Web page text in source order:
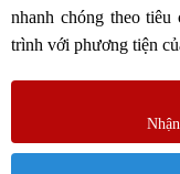
nhanh chóng theo tiêu
trình với phương tiện